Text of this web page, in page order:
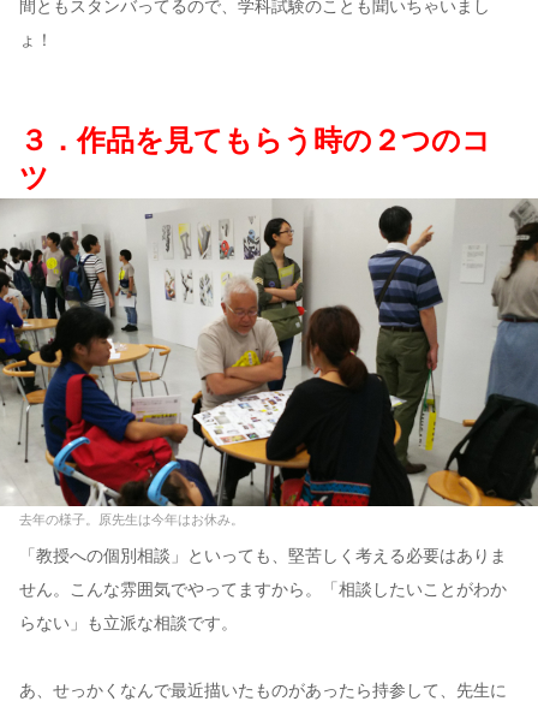
間ともスタンバってるので、学科試験のことも聞いちゃいまし
ょ！
３．作品を見てもらう時の２つのコ
ツ
去年の様子。原先生は今年はお休み。
「教授への個別相談」といっても、堅苦しく考える必要はありま
せん。こんな雰囲気でやってますから。「相談したいことがわか
らない」も立派な相談です。
あ、せっかくなんで最近描いたものがあったら持参して、先生に